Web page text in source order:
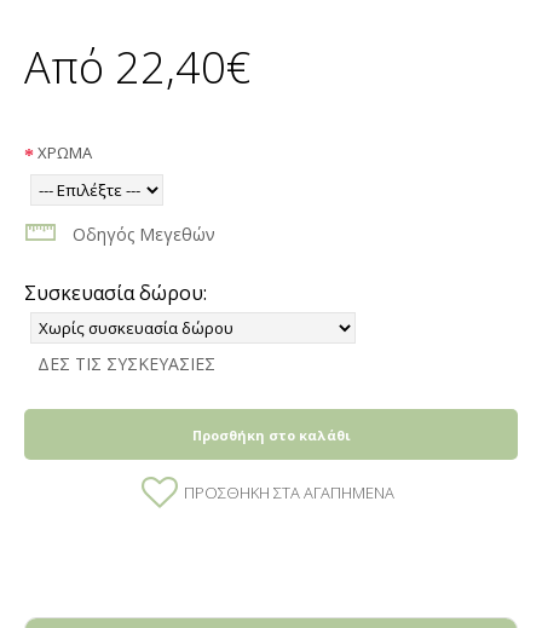
Από 22,40€
ΧΡΩΜΑ
Οδηγός Μεγεθών
Συσκευασία δώρου:
ΔΕΣ ΤΙΣ ΣΥΣΚΕΥΑΣΙΕΣ
Προσθήκη στο καλάθι
ΠΡΟΣΘΉΚΗ ΣΤΑ ΑΓΑΠΗΜΈΝΑ